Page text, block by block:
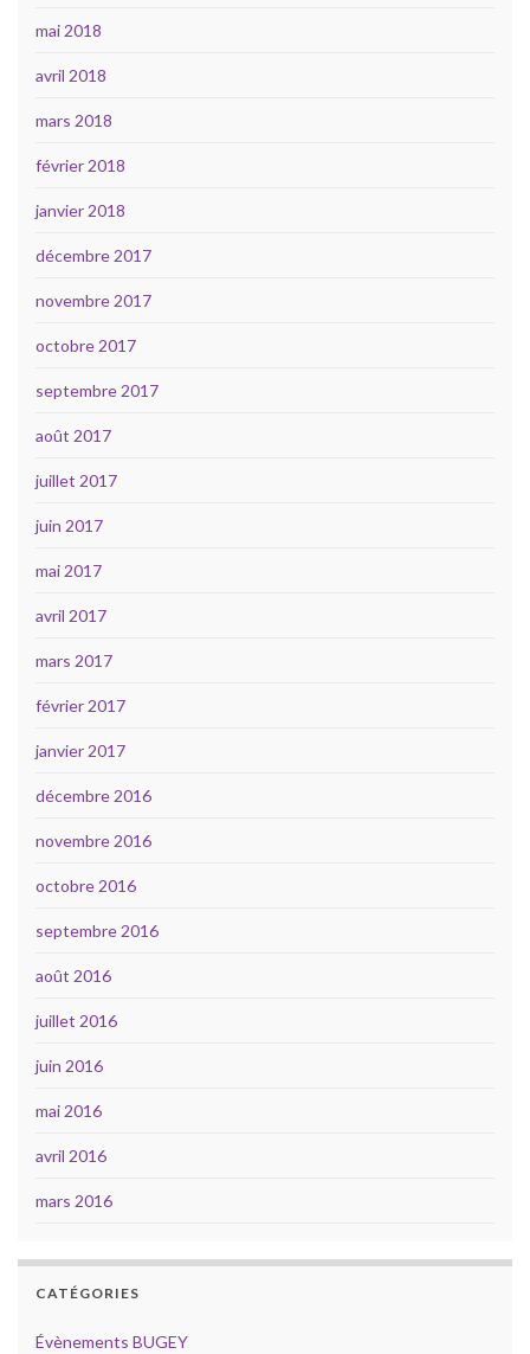
mai 2018
avril 2018
mars 2018
février 2018
janvier 2018
décembre 2017
novembre 2017
octobre 2017
septembre 2017
août 2017
juillet 2017
juin 2017
mai 2017
avril 2017
mars 2017
février 2017
janvier 2017
décembre 2016
novembre 2016
octobre 2016
septembre 2016
août 2016
juillet 2016
juin 2016
mai 2016
avril 2016
mars 2016
CATÉGORIES
Évènements BUGEY